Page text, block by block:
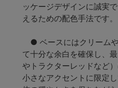
ッケージデザインに誠実
えるための配色手法です。
● ベースにはクリーム
て十分な余白を確保し、
やトラクターレッドなど
小さなアクセントに限定